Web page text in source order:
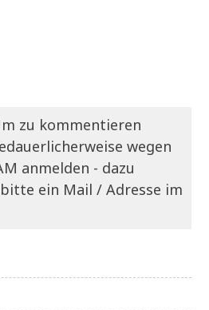
zu kommentieren
wegen
anmelden - dazu
ein Mail / Adresse im